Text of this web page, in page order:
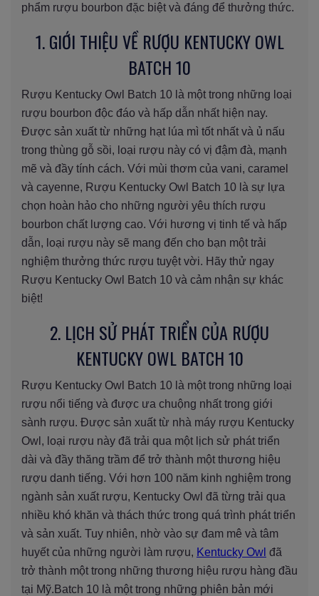
phẩm rượu bourbon đặc biệt và đáng để thưởng thức.
1. GIỚI THIỆU VỀ RƯỢU KENTUCKY OWL
BATCH 10
Rượu Kentucky Owl Batch 10 là một trong những loại
rượu bourbon độc đáo và hấp dẫn nhất hiện nay.
Được sản xuất từ những hạt lúa mì tốt nhất và ủ nấu
trong thùng gỗ sồi, loại rượu này có vị đậm đà, mạnh
mẽ và đầy tính cách. Với mùi thơm của vani, caramel
và cayenne, Rượu Kentucky Owl Batch 10 là sự lựa
chọn hoàn hảo cho những người yêu thích rượu
bourbon chất lượng cao. Với hương vị tinh tế và hấp
dẫn, loại rượu này sẽ mang đến cho bạn một trải
nghiệm thưởng thức rượu tuyệt vời. Hãy thử ngay
Rượu Kentucky Owl Batch 10 và cảm nhận sự khác
biệt!
2. LỊCH SỬ PHÁT TRIỂN CỦA RƯỢU
KENTUCKY OWL BATCH 10
Rượu Kentucky Owl Batch 10 là một trong những loại
rượu nổi tiếng và được ưa chuộng nhất trong giới
sành rượu. Được sản xuất từ nhà máy rượu Kentucky
Owl, loại rượu này đã trải qua một lịch sử phát triển
dài và đầy thăng trầm để trở thành một thương hiệu
rượu danh tiếng. Với hơn 100 năm kinh nghiệm trong
ngành sản xuất rượu, Kentucky Owl đã từng trải qua
nhiều khó khăn và thách thức trong quá trình phát triển
và sản xuất. Tuy nhiên, nhờ vào sự đam mê và tâm
huyết của những người làm rượu, Kentucky Owl đã
trở thành một trong những thương hiệu rượu hàng đầu
tại Mỹ.Batch 10 là một trong những phiên bản mới